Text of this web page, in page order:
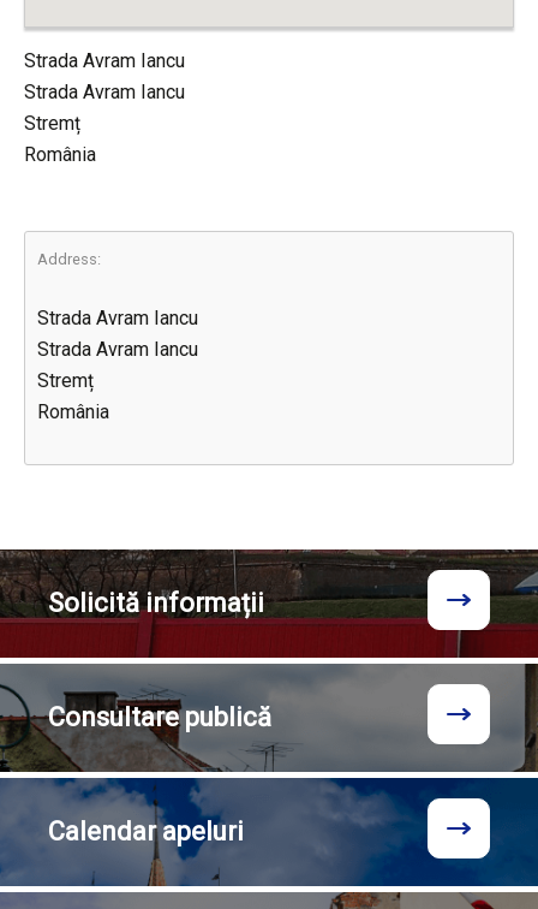
Strada Avram Iancu
Strada Avram Iancu
Stremț
România
Address:
Strada Avram Iancu
Strada Avram Iancu
Stremț
România
Solicităinformații
Consultarepublică
Calendarapeluri